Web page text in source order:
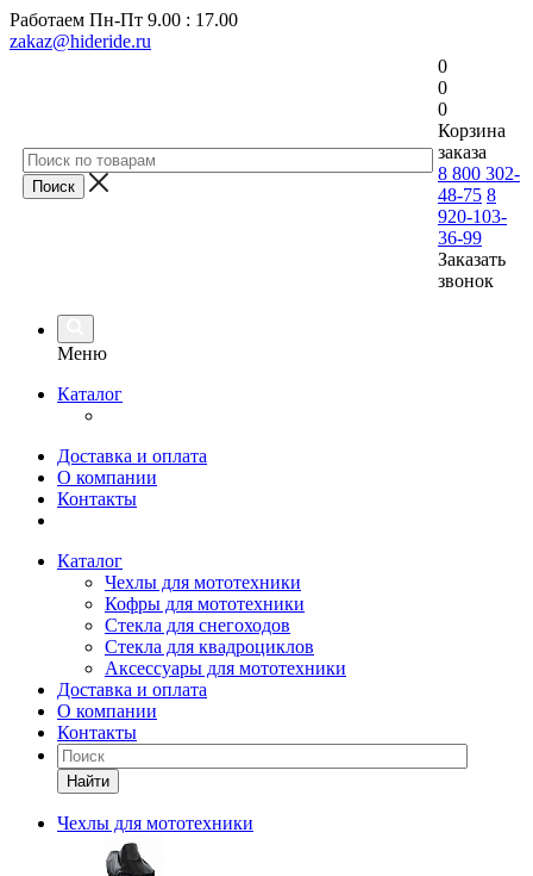
Работаем Пн-Пт 9.00 : 17.00
zakaz@hideride.ru
0
0
0
Корзина
заказа
8 800 302-
48-75 8
920-103-
36-99
Заказать
звонок
Меню
Каталог
Доставка и оплата
О компании
Контакты
Каталог
Чехлы для мототехники
Кофры для мототехники
Стекла для снегоходов
Стекла для квадроциклов
Аксессуары для мототехники
Доставка и оплата
О компании
Контакты
Найти
Чехлы для мототехники